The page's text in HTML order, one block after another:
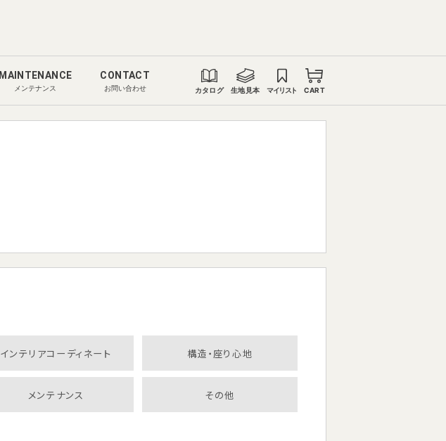
MAINTENANCE
メンテナンス
CONTACT
お問い合わせ カタログ 生地見本 マイリスト CART
インテリアコーディネート 構造・座り心地
メンテナンス その他